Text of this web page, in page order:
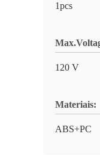
1pcs
120 V
Materiais:
ABS+PC